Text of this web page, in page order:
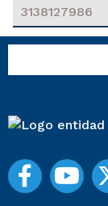
3138127986